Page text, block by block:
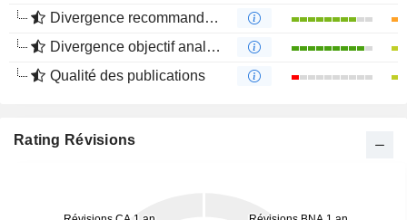
Divergence recommandations analystes
Divergence objectif analystes
Qualité des publications
Rating Révisions